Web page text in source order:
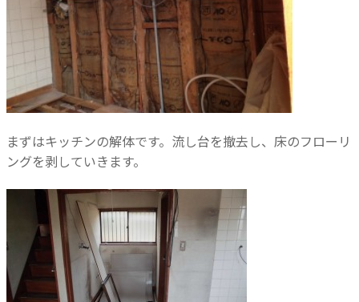
まずはキッチンの解体です。流し台を撤去し、床のフローリ
ングを剥していきます。